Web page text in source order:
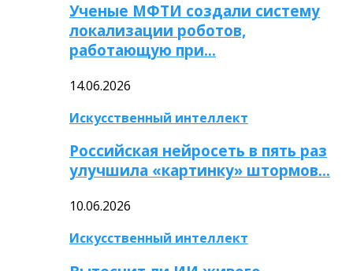
Ученые МФТИ создали систему
локализации роботов,
работающую при…
14.06.2026
Искусственный интеллект
Российская нейросеть в пять раз
улучшила «картинку» штормов…
10.06.2026
Искусственный интеллект